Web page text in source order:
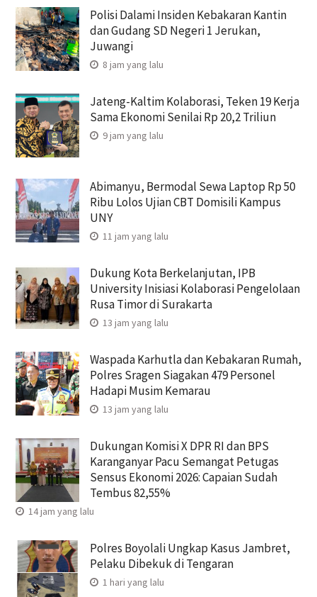
Polisi Dalami Insiden Kebakaran Kantin
dan Gudang SD Negeri 1 Jerukan,
Juwangi
8 jam yang lalu
Jateng-Kaltim Kolaborasi, Teken 19 Kerja
Sama Ekonomi Senilai Rp 20,2 Triliun
9 jam yang lalu
Abimanyu, Bermodal Sewa Laptop Rp 50
Ribu Lolos Ujian CBT Domisili Kampus
UNY
11 jam yang lalu
Dukung Kota Berkelanjutan, IPB
University Inisiasi Kolaborasi Pengelolaan
Rusa Timor di Surakarta
13 jam yang lalu
Waspada Karhutla dan Kebakaran Rumah,
Polres Sragen Siagakan 479 Personel
Hadapi Musim Kemarau
13 jam yang lalu
Dukungan Komisi X DPR RI dan BPS
Karanganyar Pacu Semangat Petugas
Sensus Ekonomi 2026: Capaian Sudah
Tembus 82,55%
14 jam yang lalu
Polres Boyolali Ungkap Kasus Jambret,
Pelaku Dibekuk di Tengaran
1 hari yang lalu